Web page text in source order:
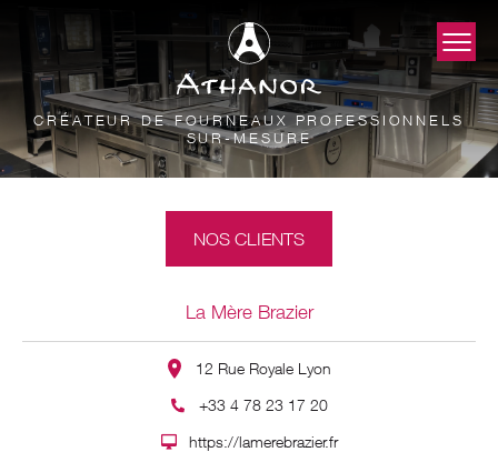
CRÉATEUR DE FOURNEAUX PROFESSIONNELS
SUR-MESURE
NOS CLIENTS
La Mère Brazier
12 Rue Royale Lyon
+33 4 78 23 17 20
https://lamerebrazier.fr